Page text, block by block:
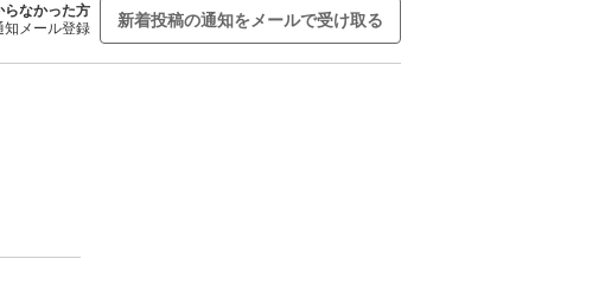
らなかった方
知メール登録
新着投稿の通知をメールで受け取る